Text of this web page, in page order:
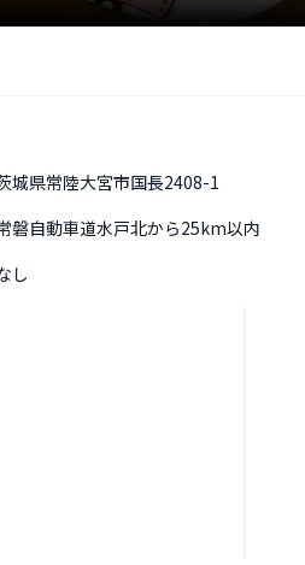
城県常陸大宮市国長2408-1
磐自動車道水戸北から25km以内
し